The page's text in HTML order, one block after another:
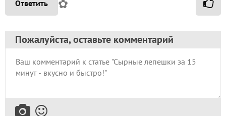
Ответить ✿
Пожалуйста, оставьте комментарий